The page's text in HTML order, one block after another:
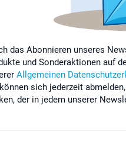
das Abonnieren unseres
und Sonderaktionen auf
Allgemeinen
sich jederzeit
der in jedem unserer